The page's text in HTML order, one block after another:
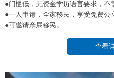
●门槛低，无资金学历语言要求，不
●一人申请，全家移民，享受免费公
●可邀请亲属移民。
查看